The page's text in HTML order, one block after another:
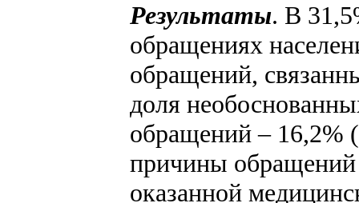
Результаты. В
обращениях
обращений,
доля
обращений –
причины обращений
оказанной